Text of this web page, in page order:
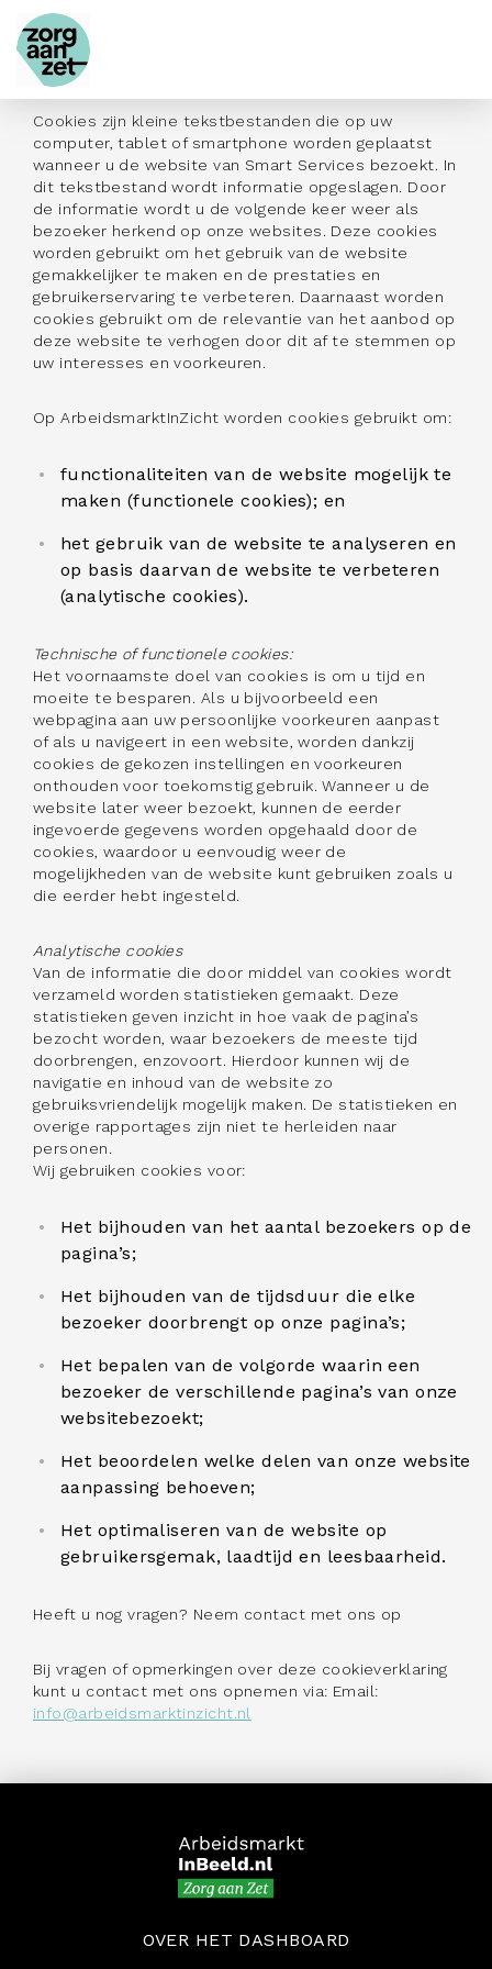
Cookies
Cookies zijn kleine tekstbestanden die op uw
computer, tablet of smartphone worden geplaatst
wanneer u de website van Smart Services bezoekt. In
dit tekstbestand wordt informatie opgeslagen. Door
de informatie wordt u de volgende keer weer als
bezoeker herkend op onze websites. Deze cookies
worden gebruikt om het gebruik van de website
gemakkelijker te maken en de prestaties en
gebruikerservaring te verbeteren. Daarnaast worden
cookies gebruikt om de relevantie van het aanbod op
deze website te verhogen door dit af te stemmen op
uw interesses en voorkeuren.
Op ArbeidsmarktInZicht worden cookies gebruikt om:
functionaliteiten van de website mogelijk te
maken (functionele cookies); en
het gebruik van de website te analyseren en
op basis daarvan de website te verbeteren
(analytische cookies).
Technische of functionele cookies:
Het voornaamste doel van cookies is om u tijd en
moeite te besparen. Als u bijvoorbeeld een
webpagina aan uw persoonlijke voorkeuren aanpast
of als u navigeert in een website, worden dankzij
cookies de gekozen instellingen en voorkeuren
onthouden voor toekomstig gebruik. Wanneer u de
website later weer bezoekt, kunnen de eerder
ingevoerde gegevens worden opgehaald door de
cookies, waardoor u eenvoudig weer de
mogelijkheden van de website kunt gebruiken zoals u
die eerder hebt ingesteld.
Analytische cookies
Van de informatie die door middel van cookies wordt
verzameld worden statistieken gemaakt. Deze
statistieken geven inzicht in hoe vaak de pagina’s
bezocht worden, waar bezoekers de meeste tijd
doorbrengen, enzovoort. Hierdoor kunnen wij de
navigatie en inhoud van de website zo
gebruiksvriendelijk mogelijk maken. De statistieken en
overige rapportages zijn niet te herleiden naar
personen.
Wij gebruiken cookies voor:
Het bijhouden van het aantal bezoekers op de
pagina’s;
Het bijhouden van de tijdsduur die elke
bezoeker doorbrengt op onze pagina’s;
Het bepalen van de volgorde waarin een
bezoeker de verschillende pagina’s van onze
websitebezoekt;
Het beoordelen welke delen van onze website
aanpassing behoeven;
Het optimaliseren van de website op
gebruikersgemak, laadtijd en leesbaarheid.
Heeft u nog vragen? Neem contact met ons op
Bij vragen of opmerkingen over deze cookieverklaring
kunt u contact met ons opnemen via: Email:
info@arbeidsmarktinzicht.nl
OVER HET DASHBOARD